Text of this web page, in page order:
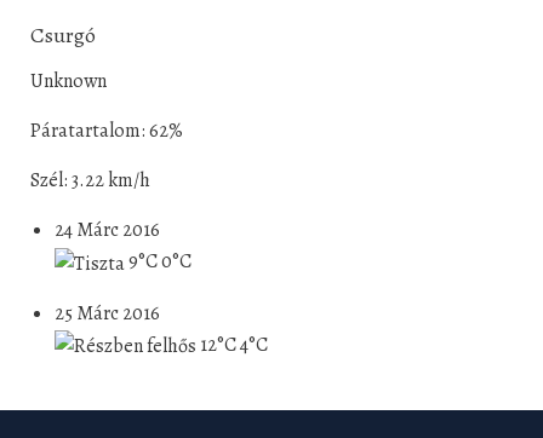
Csurgó
Unknown
Páratartalom: 62%
Szél: 3.22 km/h
24 Márc 2016
9°C0°C
25 Márc 2016
12°C4°C